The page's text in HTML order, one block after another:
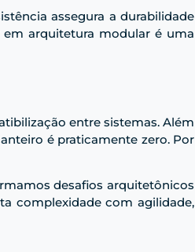
assegura a durabilidade
em arquitetura modular é uma
entre sistemas. Além
é praticamente zero. Por
desafios arquitetônicos
complexidade com agilidade,